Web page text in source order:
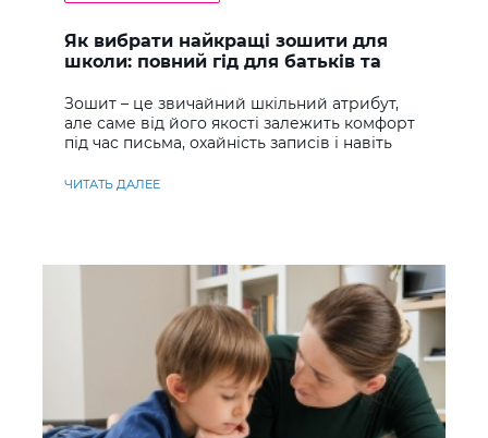
Як вибрати найкращі зошити для
школи: повний гід для батьків та
Зошит – це звичайний шкільний атрибут,
але саме від його якості залежить комфорт
під час письма, охайність записів і навіть
ЧИТАТЬ ДАЛЕЕ